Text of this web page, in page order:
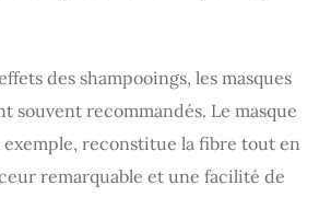
des shampooings, les masques
souvent recommandés. Le masque
reconstitue la fibre tout en
remarquable et une facilité de